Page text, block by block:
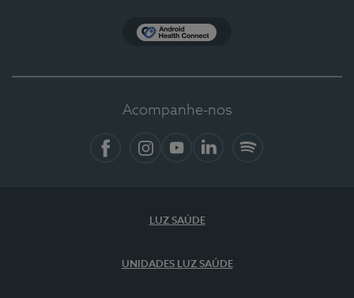
Acompanhe-nos
LUZ SAÚDE
UNIDADES LUZ SAÚDE